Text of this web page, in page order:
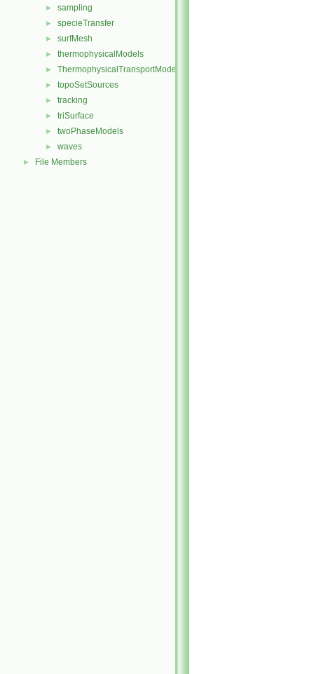
► sampling
► specieTransfer
► surfMesh
► thermophysicalModels
► ThermophysicalTransportModels
► topoSetSources
► tracking
► triSurface
► twoPhaseModels
► waves
► File Members